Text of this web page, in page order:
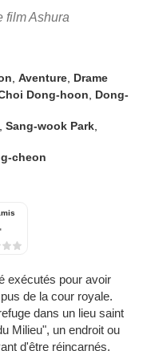
film Ashura
,Aventure Drame
Dong-hoon
Dong-
,Sang-wook Park
cheon
exécutés pour avoir
de la cour royale.
dans un lieu saint
Milieu", un endroit ou
d'être réincarnés.